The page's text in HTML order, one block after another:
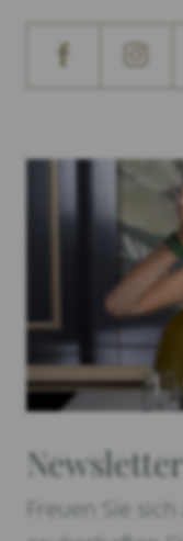
Newsletter
Freuen Sie